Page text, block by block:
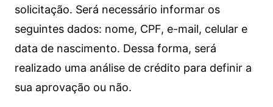
solicitação. Será necessário informar os
seguintes dados: nome, CPF, e-mail, celular e
data de nascimento. Dessa forma, será
realizado uma análise de crédito para definir a
sua aprovação ou não.